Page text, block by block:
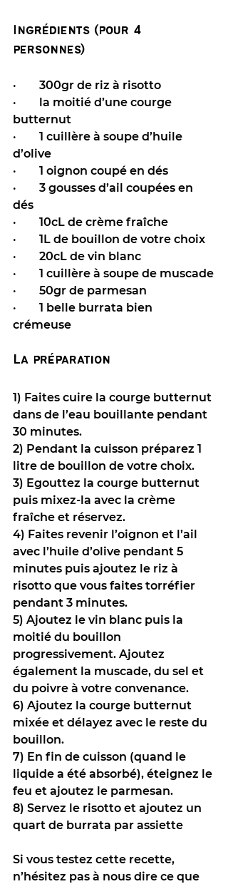
Ingrédients (pour 4
personnes)
·        300gr de riz à risotto
·        la moitié d’une courge
butternut
·        1 cuillère à soupe d’huile
d’olive
·        1 oignon coupé en dés
·        3 gousses d’ail coupées en
dés
·        10cL de crème fraîche
·        1L de bouillon de votre choix
·        20cL de vin blanc
·        1 cuillère à soupe de muscade
·        50gr de parmesan
·        1 belle burrata bien
crémeuse
La préparation
1) Faites cuire la courge butternut
dans de l’eau bouillante pendant
30 minutes.
2) Pendant la cuisson préparez 1
litre de bouillon de votre choix.
3) Egouttez la courge butternut
puis mixez-la avec la crème
fraîche et réservez.
4) Faites revenir l’oignon et l’ail
avec l’huile d’olive pendant 5
minutes puis ajoutez le riz à
risotto que vous faites torréfier
pendant 3 minutes.
5) Ajoutez le vin blanc puis la
moitié du bouillon
progressivement. Ajoutez
également la muscade, du sel et
du poivre à votre convenance.
6) Ajoutez la courge butternut
mixée et délayez avec le reste du
bouillon.
7) En fin de cuisson (quand le
liquide a été absorbé), éteignez le
feu et ajoutez le parmesan.
8) Servez le risotto et ajoutez un
quart de burrata par assiette
Si vous testez cette recette,
n’hésitez pas à nous dire ce que